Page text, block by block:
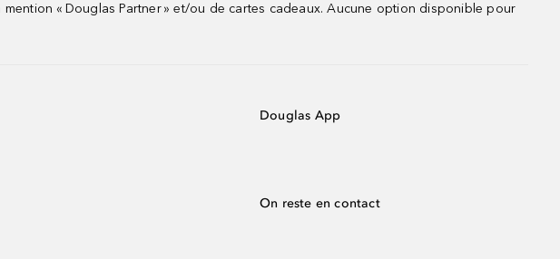
« Douglas Partner » et/ou de cartes cadeaux. Aucune option disponible pour
Douglas App
On reste en contact